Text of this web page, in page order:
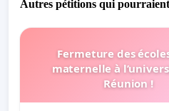
Autres pétitions qui
Fermeture des
maternelle à
Réunion !